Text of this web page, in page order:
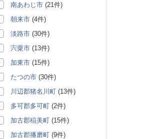
南あわじ市 (21件)
朝来市 (4件)
淡路市 (30件)
宍粟市 (13件)
加東市 (15件)
たつの市 (30件)
川辺郡猪名川町 (13件)
多可郡多可町 (2件)
加古郡稲美町 (15件)
加古郡播磨町 (9件)